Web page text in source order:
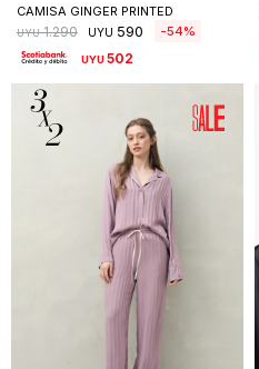
CAMISA GINGER PRINTED
UYU 1.290 UYU 590 54
UYU502